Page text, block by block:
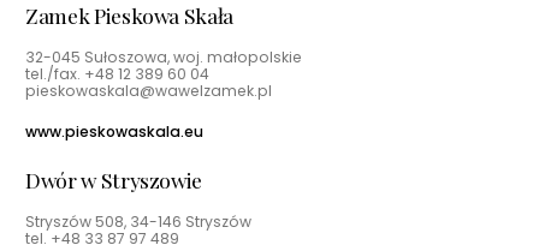
Zamek Pieskowa Skała
32-045 Sułoszowa, woj. małopolskie
tel./fax. +48 12 389 60 04
pieskowaskala@wawelzamek.pl
www.pieskowaskala.eu
Dwór w Stryszowie
Stryszów 508, 34-146 Stryszów
tel. +48 33 87 97 489